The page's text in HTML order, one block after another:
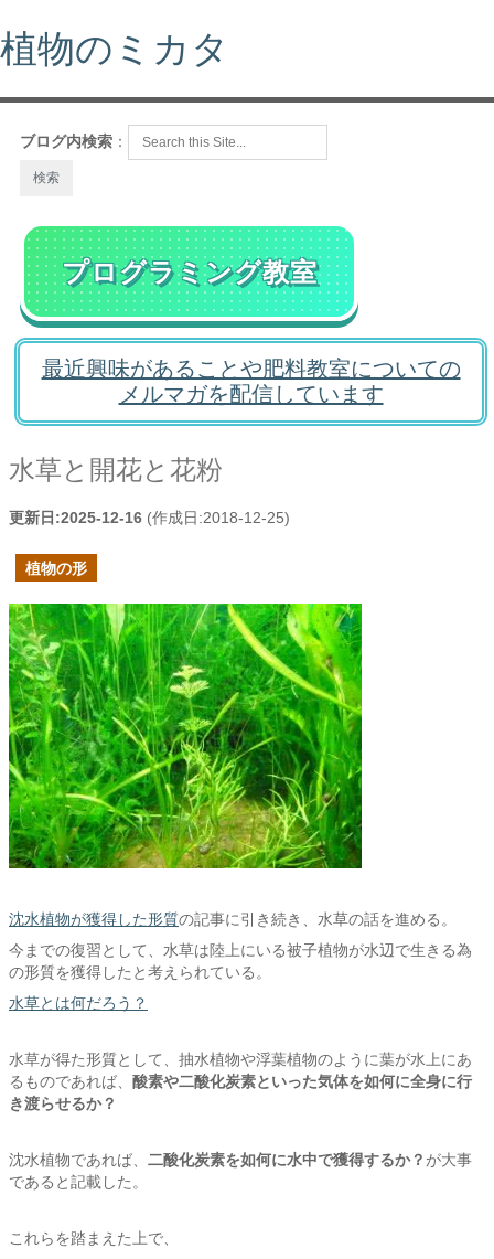
植物のミカタ
ブログ内検索 ：
プログラミング教室
最近興味があることや肥料教室についての
メルマガを配信しています
水草と開花と花粉
更新日:2025-12-16 (作成日:2018-12-25)
植物の形
沈水植物が獲得した形質の記事に引き続き、水草の話を進める。
今までの復習として、水草は陸上にいる被子植物が水辺で生きる為
の形質を獲得したと考えられている。
水草とは何だろう？
水草が得た形質として、抽水植物や浮葉植物のように葉が水上にあ
るものであれば、 酸素や二酸化炭素といった気体を如何に全身に行
き渡らせるか？
沈水植物であれば、 二酸化炭素を如何に水中で獲得するか？ が大事
であると記載した。
これらを踏まえた上で、